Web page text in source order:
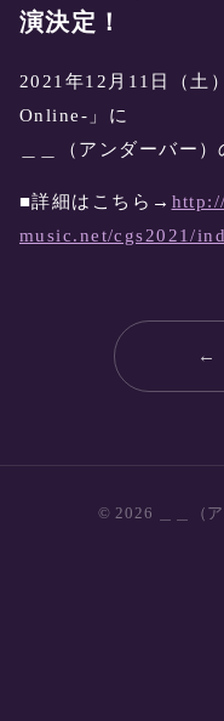
演決定！
2021年12月11日（土
Online-」に
＿＿（アンダーバー
■詳細はこちら→
music.net/cgs2021/
←
© 2026 ＿＿（